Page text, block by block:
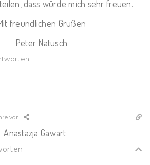
dass würde mich sehr freuen.
freundlichen Grüßen
Peter Natusch
vor
Anastazja Gawart